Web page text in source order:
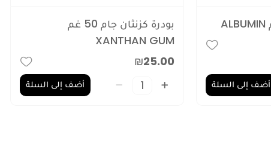
أضف إلى السلة
بودرة كزنثان جام 50 غم
XANTHAN GUM
₪25.00
أضف إلى السلة